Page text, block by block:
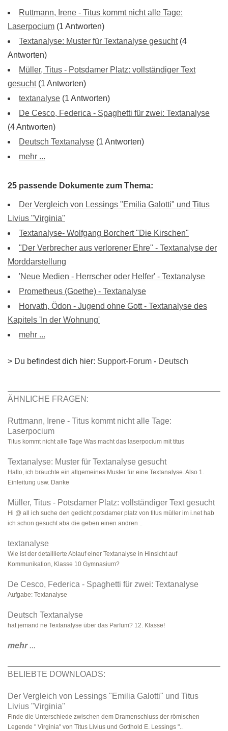
Ruttmann, Irene - Titus kommt nicht alle Tage:
Laserpocium (1 Antworten)
Textanalyse: Muster für Textanalyse gesucht(4
Antworten)
Müller, Titus - Potsdamer Platz: vollständiger Text
gesucht(1 Antworten)
textanalyse (1 Antworten)
De Cesco, Federica - Spaghetti für zwei: Textanalyse
(4 Antworten)
Deutsch Textanalyse (1 Antworten)
mehr ...
25 passende Dokumente zum Thema:
Der Vergleich von Lessings "Emilia Galotti" und Titus
Livius "Virginia"
Textanalyse- Wolfgang Borchert "Die Kirschen"
"Der Verbrecher aus verlorener Ehre" - Textanalyse der
Morddarstellung
'Neue Medien - Herrscher oder Helfer' - Textanalyse
Prometheus (Goethe) - Textanalyse
Horvath, Ödon - Jugend ohne Gott - Textanalyse des
Kapitels 'In der Wohnung'
mehr ...
> Du befindest dich hier: Support-Forum - Deutsch
ÄHNLICHE FRAGEN:
Ruttmann, Irene - Titus kommt nicht alle Tage:
Laserpocium
Titus kommt nicht alle Tage Was macht das laserpocium mit titus
Textanalyse: Muster für Textanalyse gesucht
Hallo, ich bräuchte ein allgemeines Muster für eine Textanalyse. Also 1.
Einleitung usw. Danke
Müller, Titus - Potsdamer Platz: vollständiger Text gesucht
Hi @ all ich suche den gedicht potsdamer platz von titus müller im i.net hab
ich schon gesucht aba die geben einen andren ..
textanalyse
Wie ist der detaillierte Ablauf einer Textanalyse in Hinsicht auf
Kommunikation, Klasse 10 Gymnasium?
De Cesco, Federica - Spaghetti für zwei: Textanalyse
Aufgabe: Textanalyse
Deutsch Textanalyse
hat jemand ne Textanalyse über das Parfum? 12. Klasse!
mehr...
BELIEBTE DOWNLOADS:
Der Vergleich von Lessings "Emilia Galotti" und Titus
Livius "Virginia"
Finde die Unterschiede zwischen dem Dramenschluss der römischen
Legende " Virginia" von Titus Livius und Gotthold E. Lessings "..